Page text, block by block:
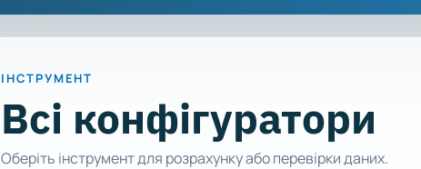
ІНСТРУМЕНТ
Всі конфігуратори
Оберіть інструмент для розрахунку або перевірки даних.